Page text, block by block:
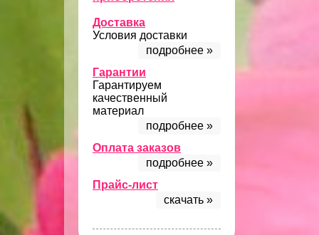
Доставка
Условия доставки
подробнее »
Гарантии
Гарантируем
качественный
материал
подробнее »
Оплата заказов
подробнее »
Прайс-лист
скачать »